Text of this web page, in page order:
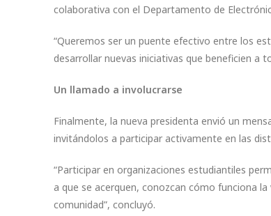
colaborativa con el Departamento de
“Queremos ser un puente efectivo entre los
desarrollar nuevas iniciativas que beneficien a
Un llamado a involucrarse
Finalmente, la nueva presidenta envió un
invitándolos a participar activamente en las
“Participar en organizaciones estudiantiles
a que se acerquen, conozcan cómo funciona
comunidad”, concluyó.